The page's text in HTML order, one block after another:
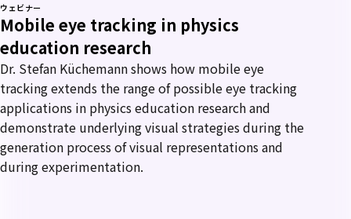
ウェビナー
Mobile eye tracking in physics
education research
Dr. Stefan Küchemann shows how mobile eye
tracking extends the range of possible eye tracking
applications in physics education research and
demonstrate underlying visual strategies during the
generation process of visual representations and
during experimentation.